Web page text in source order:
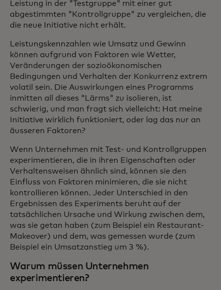
Leistung in der "Testgruppe" mit einer gut
abgestimmten "Kontrollgruppe" zu vergleichen, die
die neue Initiative nicht erhält.
Leistungskennzahlen wie Umsatz und Gewinn
können aufgrund von Faktoren wie Wetter,
Veränderungen der sozioökonomischen
Bedingungen und Verhalten der Konkurrenz extrem
volatil sein. Die Auswirkungen eines Programms
inmitten all dieses "Lärms" zu isolieren, ist
schwierig, und man fragt sich vielleicht: Hat meine
Initiative wirklich funktioniert, oder lag das nur an
äusseren Faktoren?
Wenn Unternehmen mit Test- und Kontrollgruppen
experimentieren, die in ihren Eigenschaften oder
Verhaltensweisen ähnlich sind, können sie den
Einfluss von Faktoren minimieren, die sie nicht
kontrollieren können. Jeder Unterschied in den
Ergebnissen des Experiments beruht auf der
tatsächlichen Ursache und Wirkung zwischen dem,
was sie getan haben (zum Beispiel ein Restaurant-
Makeover) und dem, was gemessen wurde (zum
Beispiel ein Umsatzanstieg um 3 %).
Warum müssen Unternehmen
experimentieren?